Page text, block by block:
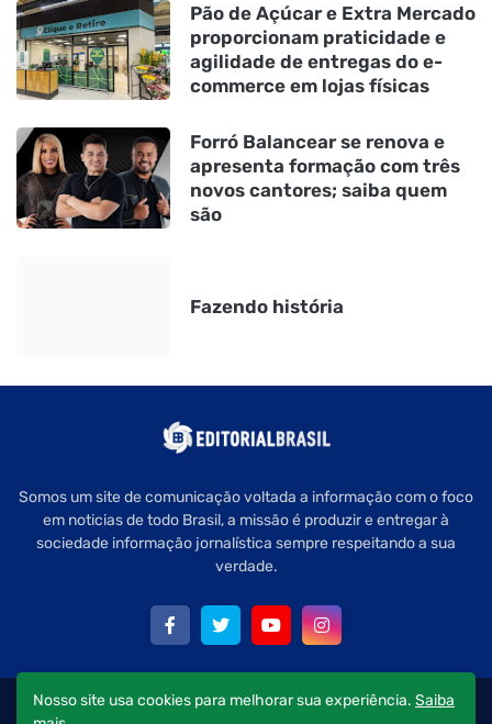
Pão de Açúcar e Extra Mercado
proporcionam praticidade e
agilidade de entregas do e-
commerce em lojas físicas
Forró Balancear se renova e
apresenta formação com três
novos cantores; saiba quem
são
Fazendo história
Somos um site de comunicação voltada a informação com o foco
em noticias de todo Brasil, a missão é produzir e entregar à
sociedade informação jornalística sempre respeitando a sua
verdade.
Copyright © 2022 Editorial Brasil - Todos os direitos reservados.
Nosso site usa cookies para melhorar sua experiência. Saiba